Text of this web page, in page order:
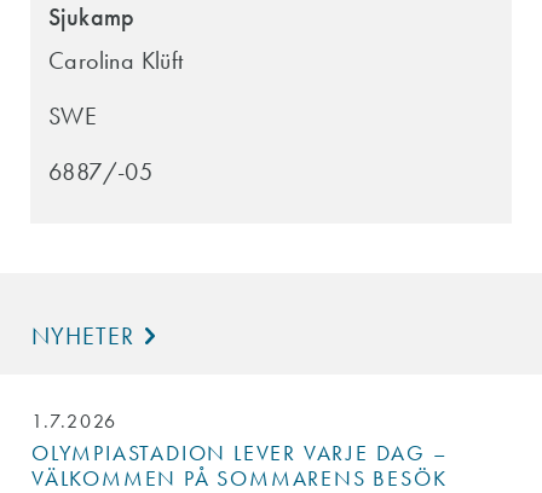
Sjukamp
Carolina Klüft
SWE
6887/-05
NYHETER
1.7.2026
OLYMPIASTADION LEVER VARJE DAG –
VÄLKOMMEN PÅ SOMMARENS BESÖK